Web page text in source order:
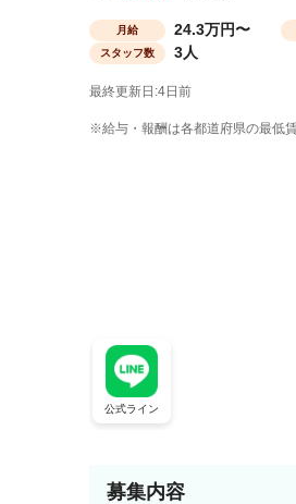
月給 24.3万円〜
スタッフ数 3人
最終更新日:4日前
※給与・報酬は各都道府県の最低
公式ライン
募集内容